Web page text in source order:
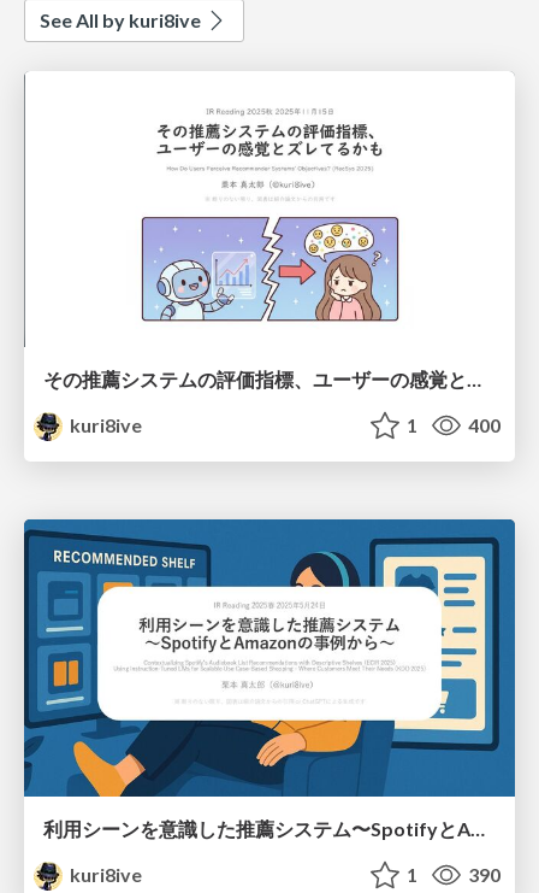
See All by kuri8ive
その推薦システムの評価指標、ユーザーの感覚とズレてるかも
kuri8ive
1 400
kuri8ive
1 390